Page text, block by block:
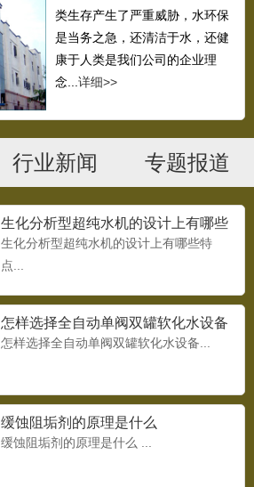
类生存产生了严重威胁，水环保
是当务之急，还清洁于水，还健
康于人类是我们公司的企业理
念...详细>>
行业新闻 专题报道
生化分析型超纯水机的设计上有哪些
特点
生化分析型超纯水机的设计上有哪些特
点...
怎样选择全自动单阀双罐软化水设备
怎样选择全自动单阀双罐软化水设备...
缓蚀阻垢剂的原理是什么
缓蚀阻垢剂的原理是什么 ...
变频供水...
无负压设备
供水设备
供水设备...
水箱结构图